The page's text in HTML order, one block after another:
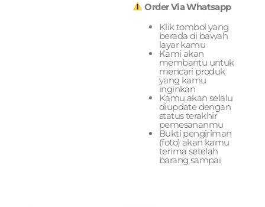
Order Via Whatsapp
Klik tombol yang
berada di bawah
layar kamu
Kami akan
membantu untuk
mencari produk
yang kamu
inginkan
Kamu akan selalu
diupdate dengan
status terakhir
pemesananmu
Bukti pengiriman
(foto) akan kamu
terima setelah
barang sampai